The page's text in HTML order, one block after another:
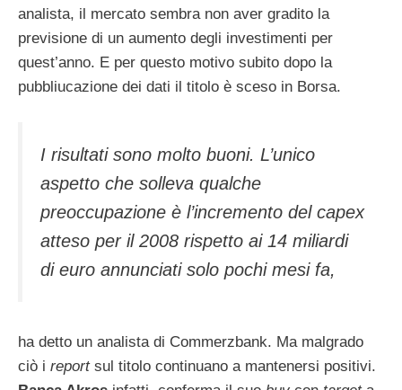
analista, il mercato sembra non aver gradito la
previsione di un aumento degli investimenti per
quest’anno. E per questo motivo subito dopo la
pubbliucazione dei dati il titolo è sceso in Borsa.
I risultati sono molto buoni. L’unico
aspetto che solleva qualche
preoccupazione è l’incremento del capex
atteso per il 2008 rispetto ai 14 miliardi
di euro annunciati solo pochi mesi fa,
ha detto un analista di Commerzbank. Ma malgrado
ciò i reportsul titolo continuano a mantenersi positivi.